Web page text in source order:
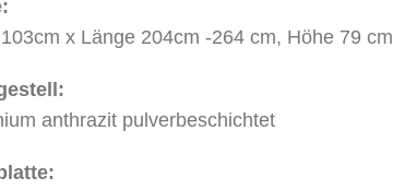
x Länge 204cm -264 cm, Höhe 79 cm
anthrazit pulverbeschichtet